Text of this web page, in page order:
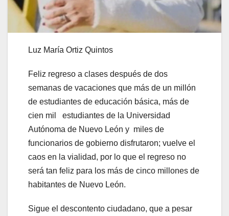
Luz María Ortiz Quintos
Feliz regreso a clases después de dos
semanas de vacaciones que más de un millón
de estudiantes de educación básica, más de
cien mil estudiantes de la Universidad
Autónoma de Nuevo León y miles de
funcionarios de gobierno disfrutaron; vuelve el
caos en la vialidad, por lo que el regreso no
será tan feliz para los más de cinco millones de
habitantes de Nuevo León.
Sigue el descontento ciudadano, que a pesar